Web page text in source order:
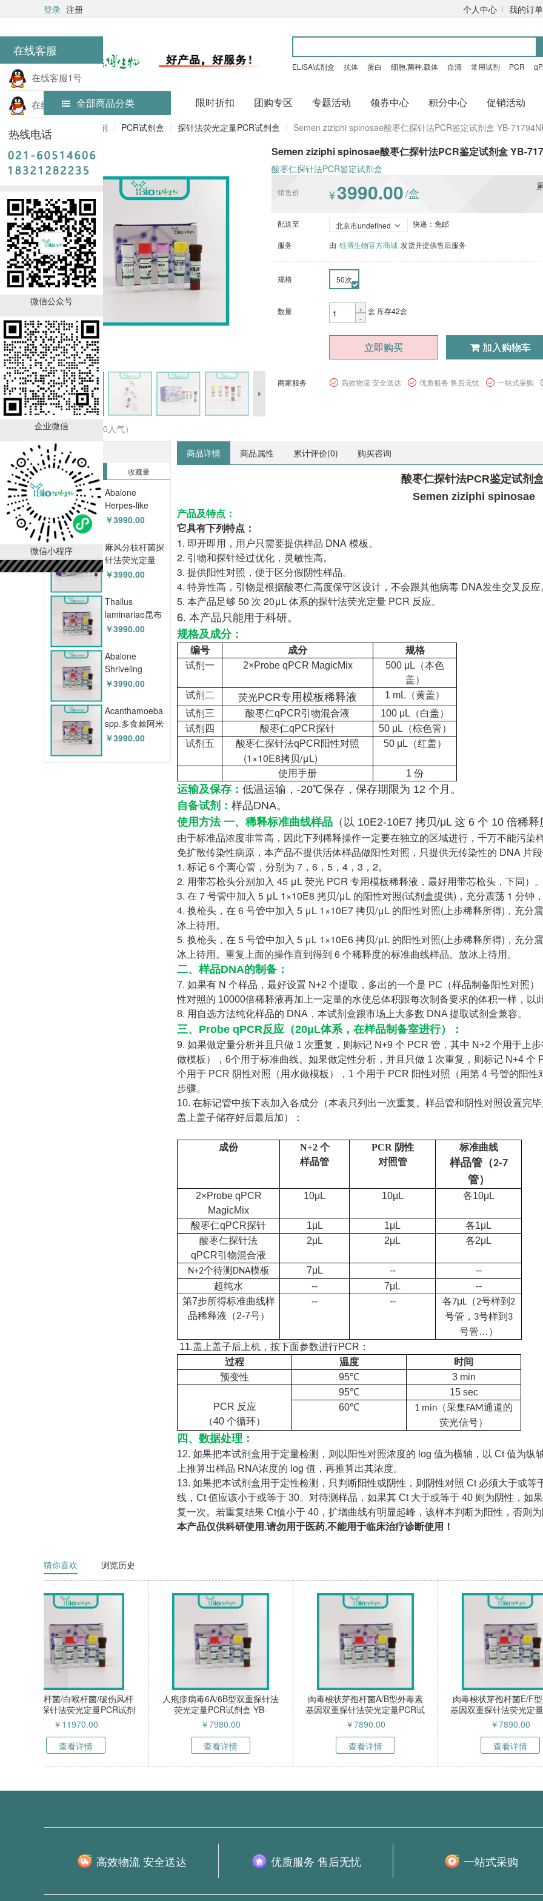
在线客服
在线客服1号
在线客服2号
热线电话
微信公众号
企业微信
微信小程序
登录 注册 个人中心 我的订单
ELISA试剂盒 抗体 蛋白 细胞.菌种.载体 血清 常用试剂 PCR
全部商品分类 限时折扣 团购专区 专题活动 领券中心 积分中心 促销活动
首页 实验试剂 PCR试剂盒 探针法荧光定量PCR试剂盒 Semen ziziphi spinosae酸枣仁探针法PCR鉴定试剂盒 YB-
收藏商品（0人气）
Semen ziziphi spinosae酸枣仁探针法PCR鉴定试剂盒 YB-
酸枣仁探针法PCR鉴定试剂盒
销售价 ¥3990.00/盒
配送至 北京市undefined 快递：免邮
服务 由 钰博生物官方商城 发货并提供售后服务
规格 50次
数量
+
-
盒 库存42盒
立即购买 加入购物车
商家服务 高效物流 安全送达 优质服务 售后无忧 一站式采购
热销排行榜
销售量 收藏量
Abalone
Herpes-like
Virus(AbHV)鲍
法荧光定量
PCR试剂盒 YB-
70001NPR
￥3990.00
麻风分枝杆菌探
针法荧光定量
PCR试剂盒 YB-
￥3990.00
Thallus
laminariae昆布
探针法PCR鉴
71802NPR
￥3990.00
Abalone
Shriveling
Syndrome-
Virus(AbSV)鲍
肌肉萎缩症病毒
探针法荧光定量
PCR试剂盒 YB-
￥3990.00
Acanthamoeba
spp.多食棘阿米
巴属通用探针法
试剂盒 YB-
￥3990.00
商品详情 商品属性 累计评价(0) 购买咨询
酸枣仁探针法PCR鉴定试剂
Semen ziziphi spinosae
产品及特点 ：
它具有下列特点：
1. 即开即用，用户只需要提供样品 DNA 模板。
2. 引物和探针经过优化，灵敏性高。
3. 提供阳性对照，便于区分假阴性样品。
4. 特异性高，引物是根据酸枣仁高度保守区设计，不会跟其他病毒 DNA发生交叉反
5. 本产品足够 50 次 20μL 体系的探针法荧光定量 PCR 反应。
6. 本产品只能用于科研。
规格及成分：
编号 成分
规格
试剂一
2×Probe qPCR MagicMix
500 μL（本色
盖）
试剂二
荧光PCR专用模板稀释液
1 mL（黄盖）
试剂三
酸枣仁qPCR引物混合液
100 μL（白盖）
试剂四
酸枣仁qPCR探针
50 μL（棕色管）
试剂五
酸枣仁探针法qPCR阳性对照
(1×10E8拷贝/μL)
50 μL（红盖）
使用手册 1 份
运输及保存 ： 低温运输，-20℃保存，保存期限为 12 个月。
自备试剂 ： 样品DNA。
使用方法 一、稀释标准曲线样品 （以 10E2-10E7 拷贝/μL 这 6 个 10 倍稀
由于标准品浓度非常高，因此下列稀释操作一定要在独立的区域进行，千万不能污
免扩散传染性病原，本产品不提供活体样品做阳性对照，只提供无传染性的 DNA 片
1. 标记 6 个离心管，分别为 7，6，5，4，3，2。
2. 用带芯枪头分别加入 45 μL 荧光 PCR 专用模板稀释液，最好用带芯枪头，下同）
3. 在 7 号管中加入 5 μL 1×10E8 拷贝/μL 的阳性对照(试剂盒提供)，充分震荡 1 分钟
4. 换枪头，在 6 号管中加入 5 μL 1×10E7 拷贝/μL 的阳性对照(上步稀释所得)，充分
冰上待用。
5. 换枪头，在 5 号管中加入 5 μL 1×10E6 拷贝/μL 的阳性对照(上步稀释所得)，充分
冰上待用。重复上面的操作直到得到 6 个稀释度的标准曲线样品。放冰上待用。
二、样品DNA的制备 ：
7. 如果有 N 个样品，最好设置 N+2 个提取，多出的一个是 PC（样品制备阳性对照
性对照的 10000倍稀释液再加上一定量的水使总体积跟每次制备要求的体积一样，以
8. 用自选方法纯化样品的 DNA，本试剂盒跟市场上大多数 DNA 提取试剂盒兼容。
三、Probe qPCR反应（20μL体系，在样品制备室进行） ：
9. 如果做定量分析并且只做 1 次重复，则标记 N+9 个 PCR 管，其中 N+2 个用于上
做模板），6个用于标准曲线。如果做定性分析，并且只做 1 次重复，则标记 N+4
个用于 PCR 阴性对照（用水做模板），1 个用于 PCR 阳性对照（用第 4 号管的阳
步骤。
10. 在标记管中按下表加入各成分（本表只列出一次重复。样品管和阴性对照设置完
盖上盖子储存好后最后加）：
成份
N+2 个
样品管
PCR 阴性
对照管
标准曲线
样品管（2-7
管）
2×Probe qPCR
MagicMix
10μL 10μL 各10μL
酸枣仁qPCR探针 1μL 1μL
各1μL
酸枣仁探针法
qPCR引物混合液
2μL 2μL 各2μL
N+2个待测 DNA模板 7μL --
--
超纯水
-- 7μL
--
第7步所得标准曲线样
品稀释液（2-7号）
-- -- 各7μL （2号样到 2
号管， 3号样到 3
号管…）
11.盖上盖子后上机，按下面参数进行PCR：
过程
温度
时间
预变性
95℃ 3 min
PCR 反应
（40 个循环）
95℃
15 sec
60℃
1 min （采集FAM通道的
荧光信号）
四、数据处理 ：
12. 如果把本试剂盒用于定量检测，则以阳性对照浓度的 log 值为横轴，以 Ct 值为
上推算出样品 RNA浓度的 log 值，再推算出其浓度。
13. 如果把本试剂盒用于定性检测，只判断阳性或阴性，则阴性对照 Ct 必须大于或
线，Ct 值应该小于或等于 30。对待测样品，如果其 Ct 大于或等于 40 则为阴性，如
复一次。若重复结果 Ct值小于 40，扩增曲线有明显起峰，该样本判断为阳性，否则
本产品仅供科研使用.请勿用于医药,不能用于临床治疗诊断使用！
猜你喜欢 浏览历史
颚口线虫(Gnathostoma)探针法
荧光定量PCR试剂盒 YB-
72523NPR
￥
猪圆环病毒2型和3型双重探针法
荧光定量PCR试剂盒 YB-
KLF2基因探针法荧光定量PCR
试剂盒 YB-72521NPR
Cry1A(b)基
PCR试剂
高效物流 安全送达 优质服务 售后无忧 一站式采购